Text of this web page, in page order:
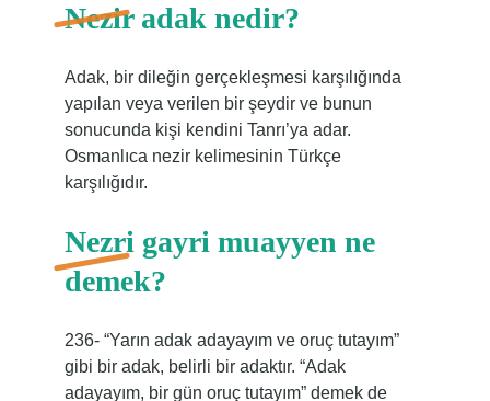
Nezir adak nedir?
Adak, bir dileğin gerçekleşmesi karşılığında
yapılan veya verilen bir şeydir ve bunun
sonucunda kişi kendini Tanrı’ya adar.
Osmanlıca nezir kelimesinin Türkçe
karşılığıdır.
Nezri gayri muayyen ne
demek?
236- “Yarın adak adayayım ve oruç tutayım”
gibi bir adak, belirli bir adaktır. “Adak
adayayım, bir gün oruç tutayım” demek de